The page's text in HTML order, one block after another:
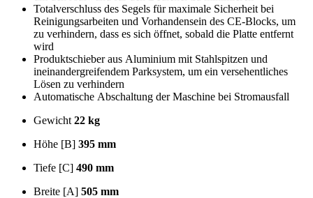
Totalverschluss des Segels für maximale Sicherheit bei
Reinigungsarbeiten und Vorhandensein des CE-Blocks, um
zu verhindern, dass es sich öffnet, sobald die Platte entfernt
wird
Produktschieber aus Aluminium mit Stahlspitzen und
ineinandergreifendem Parksystem, um ein versehentliches
Lösen zu verhindern
Automatische Abschaltung der Maschine bei Stromausfall
Gewicht 22 kg
Höhe [B] 395 mm
Tiefe [C] 490 mm
Breite [A] 505 mm